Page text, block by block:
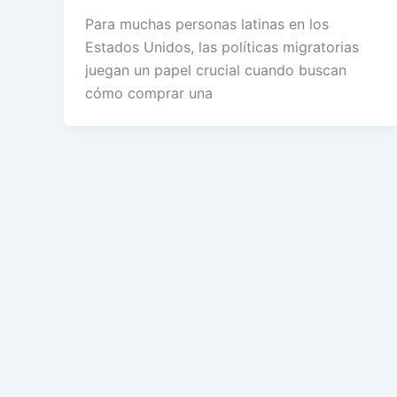
Para muchas personas latinas en los
Estados Unidos, las políticas migratorias
juegan un papel crucial cuando buscan
cómo comprar una